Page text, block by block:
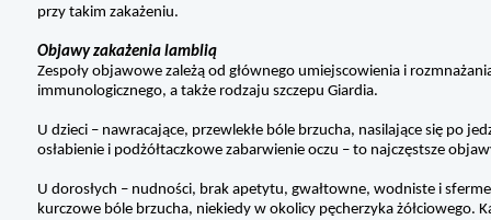
przy takim zakażeniu.
Objawy zakażenia lamblią
Zespoły objawowe zależą od głównego umiejscowienia i
immunologicznego, a także rodzaju szczepu Giardia.
U dzieci – nawracające, przewlekłe bóle brzucha, nasilające się po
osłabienie i podżółtaczkowe zabarwienie oczu – to najczęstsze
U dorosłych – nudności, brak apetytu, gwałtowne, wodniste i
kurczowe bóle brzucha, niekiedy w okolicy pęcherzyka żółciowego.